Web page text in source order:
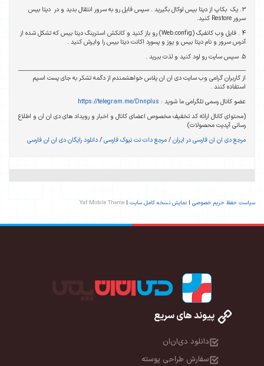
3. یک بکاپ از دیتا بیس لوکال بگیرید . سپس فایل رو به سرور انتقال بدید و در دیتا بیس
سرور Restore کنید.
4 . فایل وب کانفیگ (Web.config) رو باز کنید و کانکش استرینگ دیتا بیس که تشکل شده از
آدرس سرور و نام دیتا بیس و یوز و پسورد اکانت دیتا بیس را وایرش کنید .
5. سپس سایت رو لود کنید و لذت ببرید .
از کاربران گرامی وب سایت دی ان ان پلاس خواهشمندم از دگمه تشکر به جای پست اسپم
استفاده کنند .
عضو کانال رسمی تلگرامی ما شوید : https://telegram.me/Dnnplus
(محتوای کانال ارائه کد تخفیف مخصوص اعضای کانال و اخبار و رویداد های دی ان ان و اطلاع
رسانی آپدیت محصولات)
مرجع دی ان ان فارسی در ایران/مرجع دات نت نیوک فارسی/دانلود رایگان دی ان ان فارسی
سیاست حفظ حریم خصوصی | نمایش نسخه کامل سایت |
Yaf Mobile Theme
پیوند های سریع
دانلود دی‌ان‌ان
سفارش طراحی پوسته